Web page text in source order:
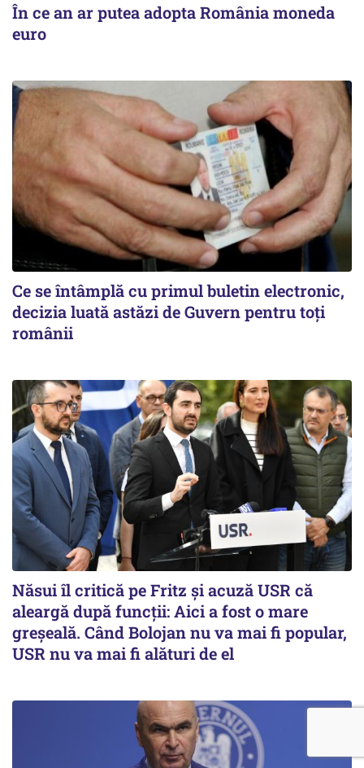
În ce an ar putea adopta România moneda
euro
Ce se întâmplă cu primul buletin electronic,
decizia luată astăzi de Guvern pentru toți
românii
Năsui îl critică pe Fritz și acuză USR că
aleargă după funcții: Aici a fost o mare
greșeală. Când Bolojan nu va mai fi popular,
USR nu va mai fi alături de el